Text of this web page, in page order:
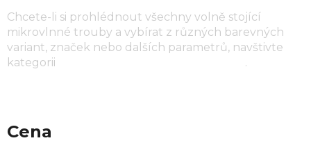
Chcete-li si prohlédnout všechny volně stojící
mikrovlnné trouby a vybírat z různých barevných
variant, značek nebo dalších parametrů, navštivte
kategorii
.
Cena